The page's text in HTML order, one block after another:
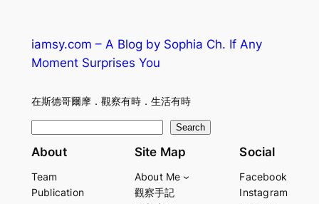
iamsy.com – A Blog by Sophia Ch. If Any
Moment Surprises You
在斯德哥爾摩．觀察有時．生活有時
e
r
Search
About
Team
Publication
Site Map
About Me
觀察手記
Social
Facebook
Instagram